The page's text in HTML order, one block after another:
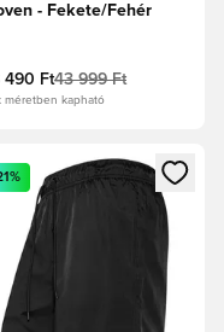
- Fekete/Fehér
490 Ft43 999 Ft
méretben kapható
vagy a tagként
egy modált a